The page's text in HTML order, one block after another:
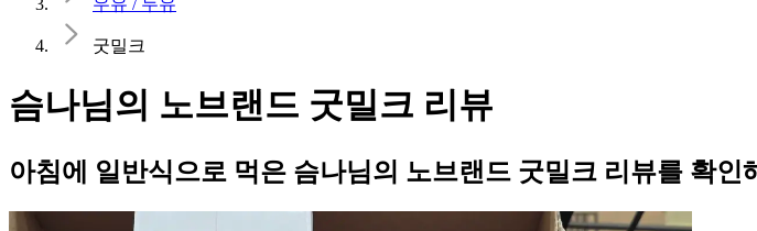
우유 / 두유
굿밀크
슴나님의 노브랜드 굿밀크 리뷰
아침에 일반식으로 먹은 슴나님의 노브랜드 굿밀크 리뷰를 확인